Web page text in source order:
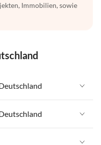
Immobilien, sowie